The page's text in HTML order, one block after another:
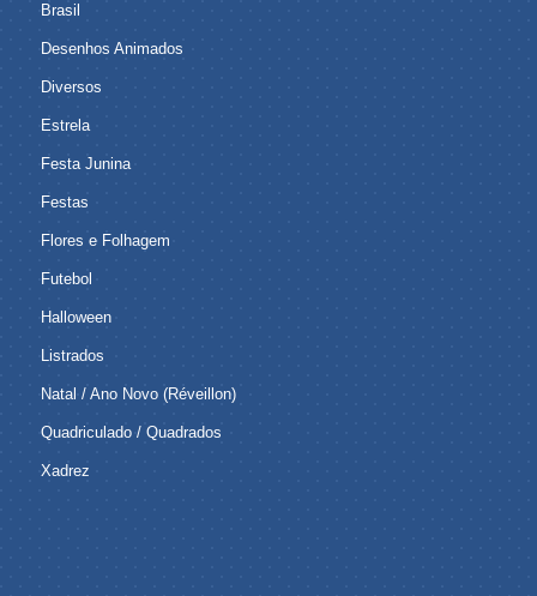
Brasil
Desenhos Animados
Diversos
Estrela
Festa Junina
Festas
Flores e Folhagem
Futebol
Halloween
Listrados
Natal / Ano Novo (Réveillon)
Quadriculado / Quadrados
Xadrez